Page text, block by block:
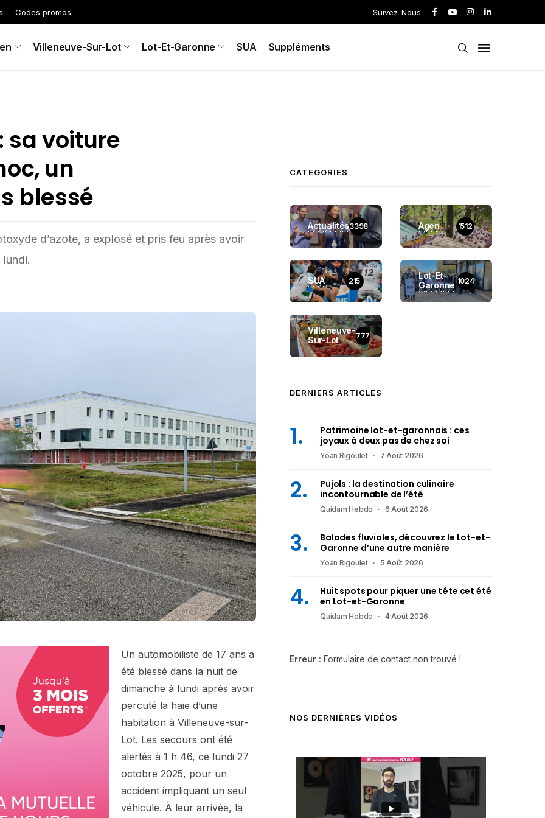
Codes promos Suivez-Nous
Villeneuve-Sur-Lot Lot-Et-Garonne SUA Suppléments
sa voiture
un
blessé
d’azote, a explosé et pris feu après avoir
Un automobiliste de 17 ans a
été blessé dans la nuit de
dimanche à lundi après avoir
percuté la haie d’une
habitation à Villeneuve-sur-
Lot. Les secours ont été
alertés à 1 h 46, ce lundi 27
octobre 2025, pour un
accident impliquant un seul
véhicule. À leur arrivée, la
CATEGORIES
Actualités3398 Agen 1512
SUA 215
Lot-Et-
Garonne 1024
Villeneuve-
Sur-Lot
777
DERNIERS ARTICLES
Patrimoine lot-et-garonnais : ces
joyaux à deux pas de chez soi
Yoan Rigoulet 7 Août 2026
Pujols : la destination culinaire
incontournable de l’été
Quidam Hebdo 6 Août 2026
Balades fluviales, découvrez le Lot-et-
Garonne d’une autre manière
Yoan Rigoulet 5 Août 2026
Huit spots pour piquer une tête cet été
en Lot-et-Garonne
Quidam Hebdo 4 Août 2026
Erreur : Formulaire de contact non trouvé !
NOS DERNIÈRES VIDÉOS